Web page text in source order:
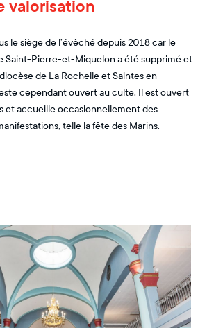
valorisation
le siège de l’évêché depuis 2018 car le
Saint-Pierre-et-Miquelon a été supprimé et
de La Rochelle et Saintes en
cependant ouvert au culte. Il est ouvert
et accueille occasionnellement des
telle la fête des Marins.